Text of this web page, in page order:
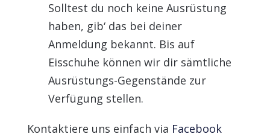
Solltest du noch keine Ausrüstung
haben, gib‘ das bei deiner
Anmeldung bekannt. Bis auf
Eisschuhe können wir dir sämtliche
Ausrüstungs-Gegenstände zur
Verfügung stellen.
Kontaktiere uns einfach via Facebook